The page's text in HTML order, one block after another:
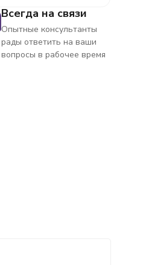
Всегда на связи
Опытные консультанты
рады ответить на ваши
вопросы в рабочее время